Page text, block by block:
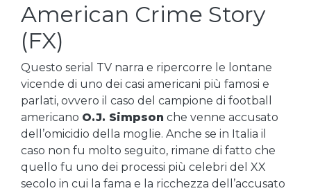
American Crime Story
(FX)
Questo serial TV narra e ripercorre le lontane
vicende di uno dei casi americani più famosi e
parlati, ovvero il caso del campione di football
americano O.J. Simpson che venne accusato
dell’omicidio della moglie. Anche se in Italia il
caso non fu molto seguito, rimane di fatto che
quello fu uno dei processi più celebri del XX
secolo in cui la fama e la ricchezza dell’accusato